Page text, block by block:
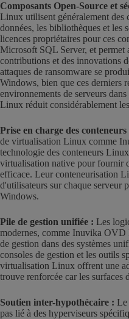
Composants Open-Source et
Linux utilisent généralement des
données, les bibliothèques et les
licences propriétaires pour ces
Microsoft SQL Server, et permet
contributions et des innovations
attaques de ransomware se
Windows, bien que ces derniers
environnements de serveurs
Linux réduit considérablement
Prise en charge des
de virtualisation Linux comme
technologie des conteneurs
virtualisation native pour fournir
efficace. Leur conteneurisation
d'utilisateurs sur chaque serveur
Windows.
Pile de gestion unifiée : Les
modernes, comme Inuvika OVD
de gestion dans des systèmes
consoles de gestion et les outils
virtualisation Linux offrent une
trouve renforcée car les surfaces
Soutien inter-hypothécaire :
pas lié à des hyperviseurs